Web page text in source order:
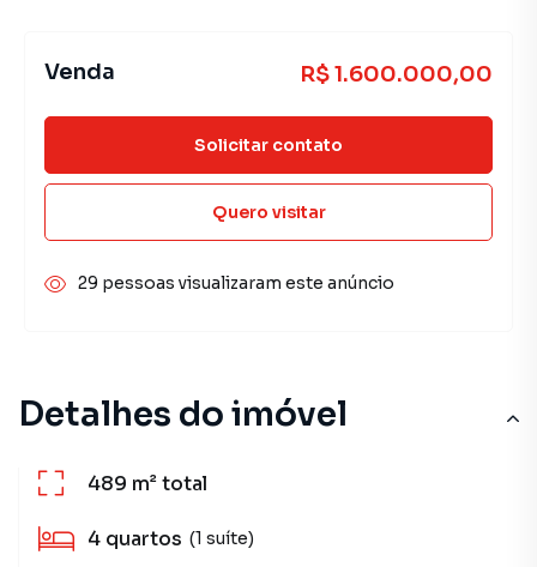
Detalhes do imóvel
489 m²total
4 quartos (1 suíte)
Venda R$ 1.600.000,00
Solicitar contato
Quero visitar
29 pessoas visualizaram este anúncio